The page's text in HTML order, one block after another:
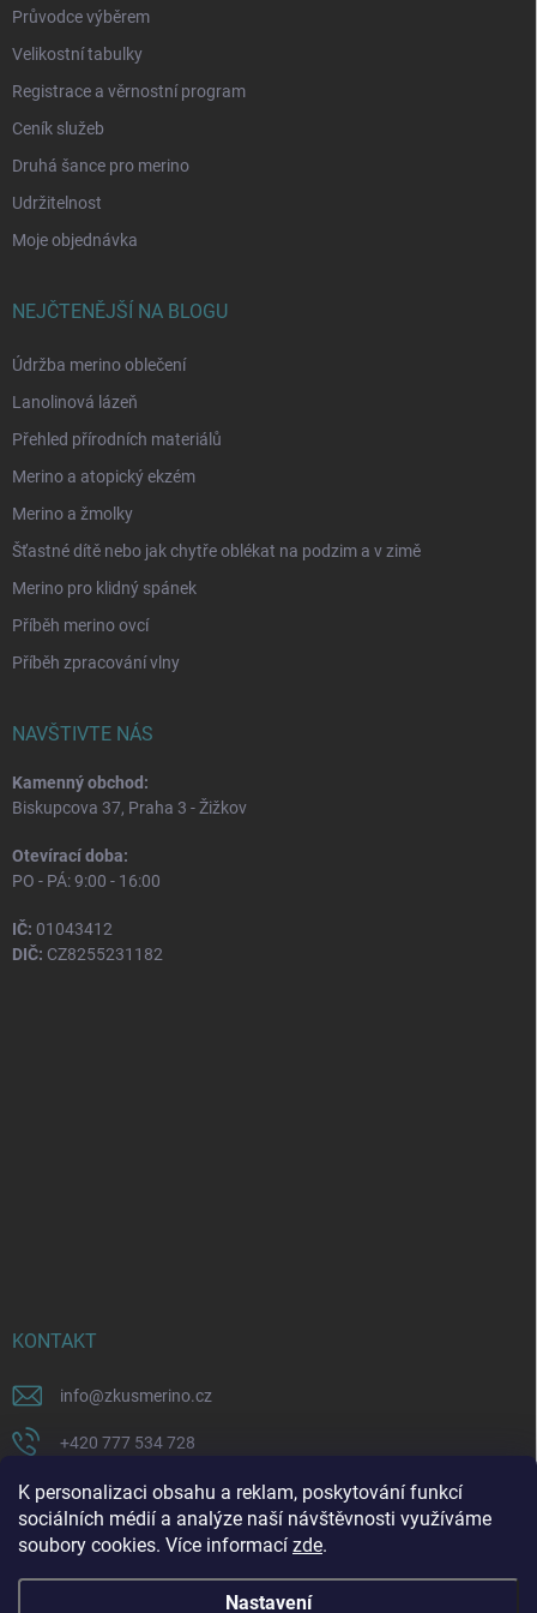
K personalizaci obsahu a reklam, poskytování funkcí
sociálních médií a analýze naší návštěvnosti využíváme
soubory cookies. Více informací zde.
Nastavení
Průvodce výběrem
Velikostní tabulky
Registrace a věrnostní program
Ceník služeb
Druhá šance pro merino
Udržitelnost
Moje objednávka
NEJČTENĚJŠÍ NA BLOGU
Údržba merino oblečení
Lanolinová lázeň
Přehled přírodních materiálů
Merino a atopický ekzém
Merino a žmolky
Šťastné dítě nebo jak chytře oblékat na podzim a v zimě
Merino pro klidný spánek
Příběh merino ovcí
Příběh zpracování vlny
NAVŠTIVTE NÁS
Kamenný obchod:
Biskupcova 37, Praha 3 - Žižkov
Otevírací doba:
PO - PÁ: 9:00 - 16:00
IČ: 01043412
DIČ: CZ8255231182
KONTAKT
info@zkusmerino.cz
+420 777 534 728
https://www.facebook.com/zkusmerino/
zkusmerino.cz